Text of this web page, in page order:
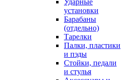
Ударные
установки
Барабаны
(отдельно)
Тарелки
Палки, пластики
и пэды
Стойки, педали
и стулья